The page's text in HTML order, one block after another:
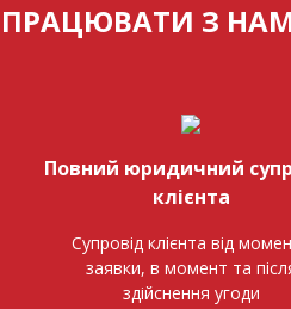
З
Повний юридичний
клієнта
Супровід клієнта від
заявки, в момент та
здійснення угоди